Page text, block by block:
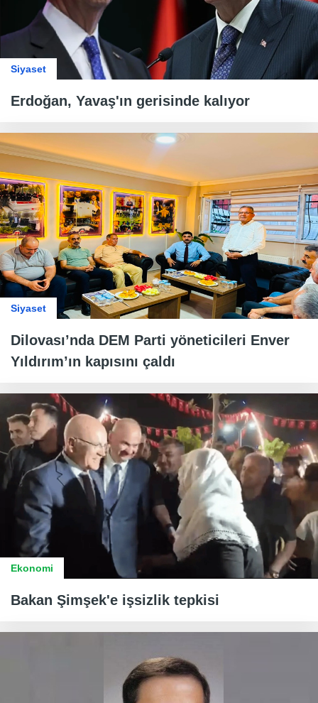
Siyaset
Erdoğan, Yavaş'ın gerisinde kalıyor
Siyaset
Dilovası’nda DEM Parti yöneticileri Enver
Yıldırım’ın kapısını çaldı
Ekonomi
Bakan Şimşek'e işsizlik tepkisi